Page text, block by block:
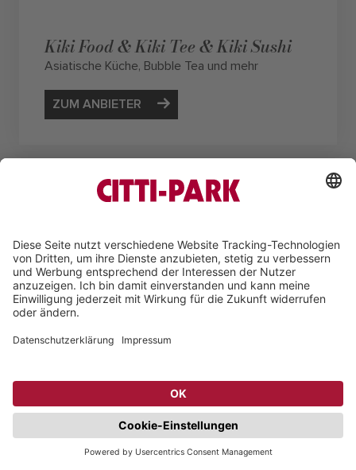
Kiki Food & Kiki Tee & Kiki Sushi
Asiatische Küche, Bubble Tea und mehr
ZUM ANBIETER
KIND
Hörakustik-Fachgeschäft